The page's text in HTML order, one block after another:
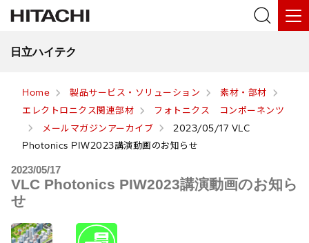
日立ハイテク
Home 製品サービス・ソリューション
素材・部材
エレクトロニクス関連部材
フォトニクス コンポーネンツ
メールマガジンアーカイブ
2023/05/17 VLC
Photonics PIW2023講演動画のお知らせ
2023/05/17
VLC Photonics PIW2023講演動画のお知ら
せ